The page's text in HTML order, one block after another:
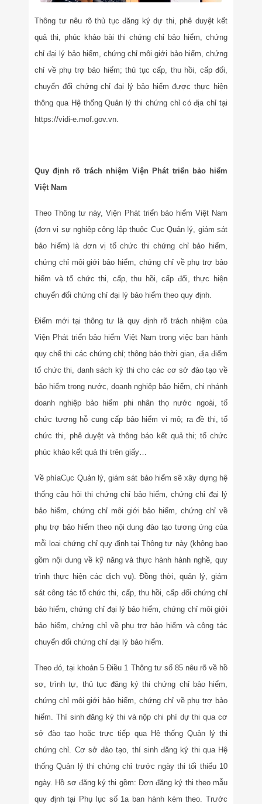
Thông tư nêu rõ thủ tục đăng ký dự thi, phê duyệt kết
quả thi, phúc khảo bài thi chứng chỉ bảo hiểm, chứng
chỉ đại lý bảo hiểm, chứng chỉ môi giới bảo hiểm, chứng
chỉ về phụ trợ bảo hiểm; thủ tục cấp, thu hồi, cấp đổi,
chuyển đổi chứng chỉ đại lý bảo hiểm được thực hiện
thông qua Hệ thống Quản lý thi chứng chỉ có địa chỉ tại
https://vidi-e.mof.gov.vn.
Quy định rõ trách nhiệm Viện Phát triển bảo hiểm
Việt Nam
Theo Thông tư này, Viện Phát triển bảo hiểm Việt Nam
(đơn vị sự nghiệp công lập thuộc Cục Quản lý, giám sát
bảo hiểm) là đơn vị tổ chức thi chứng chỉ bảo hiểm,
chứng chỉ môi giới bảo hiểm, chứng chỉ về phụ trợ bảo
hiểm và tổ chức thi, cấp, thu hồi, cấp đổi, thực hiện
chuyển đổi chứng chỉ đại lý bảo hiểm theo quy định.
Điểm mới tại thông tư là quy định rõ trách nhiệm của
Viện Phát triển bảo hiểm Việt Nam trong việc ban hành
quy chế thi các chứng chỉ; thông báo thời gian, địa điểm
tổ chức thi, danh sách kỳ thi cho các cơ sở đào tạo về
bảo hiểm trong nước, doanh nghiệp bảo hiểm, chi nhánh
doanh nghiệp bảo hiểm phi nhân thọ nước ngoài, tổ
chức tương hỗ cung cấp bảo hiểm vi mô; ra đề thi, tổ
chức thi, phê duyệt và thông báo kết quả thi; tổ chức
phúc khảo kết quả thi trên giấy…
Về phíaCục Quản lý, giám sát bảo hiểm sẽ xây dựng hệ
thống câu hỏi thi chứng chỉ bảo hiểm, chứng chỉ đại lý
bảo hiểm, chứng chỉ môi giới bảo hiểm, chứng chỉ về
phụ trợ bảo hiểm theo nội dung đào tạo tương ứng của
mỗi loại chứng chỉ quy định tại Thông tư này (không bao
gồm nội dung về kỹ năng và thực hành hành nghề, quy
trình thực hiện các dịch vụ). Đồng thời, quản lý, giám
sát công tác tổ chức thi, cấp, thu hồi, cấp đổi chứng chỉ
bảo hiểm, chứng chỉ đại lý bảo hiểm, chứng chỉ môi giới
bảo hiểm, chứng chỉ về phụ trợ bảo hiểm và công tác
chuyển đổi chứng chỉ đại lý bảo hiểm.
Theo đó, tại khoản 5 Điều 1 Thông tư số 85 nêu rõ về hồ
sơ, trình tự, thủ tục đăng ký thi chứng chỉ bảo hiểm,
chứng chỉ môi giới bảo hiểm, chứng chỉ về phụ trợ bảo
hiểm. Thí sinh đăng ký thi và nộp chi phí dự thi qua cơ
sở đào tạo hoặc trực tiếp qua Hệ thống Quản lý thi
chứng chỉ. Cơ sở đào tạo, thí sinh đăng ký thi qua Hệ
thống Quản lý thi chứng chỉ trước ngày thi tối thiểu 10
ngày. Hồ sơ đăng ký thi gồm: Đơn đăng ký thi theo mẫu
quy định tại Phụ lục số 1a ban hành kèm theo. Trước